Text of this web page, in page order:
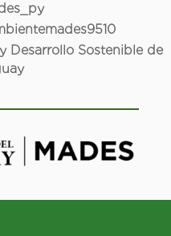
Desarrollo Sostenible de